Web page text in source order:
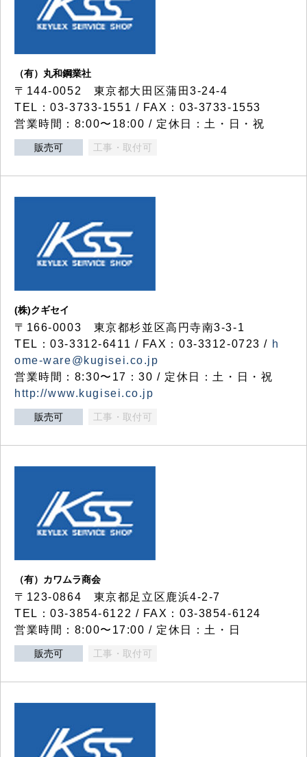
（有）丸和鋼業社
〒144-0052 東京都大田区蒲田3-24-4
TEL：03-3733-1551 / FAX：03-3733-1553
営業時間：8:00〜18:00 / 定休日：土・日・祝
販売可 工事・取付可
(株)クギセイ
〒166-0003 東京都杉並区高円寺南3-3-1
TEL：03-3312-6411 / FAX：03-3312-0723 / h
ome-ware@kugisei.co.jp
営業時間：8:30〜17：30 / 定休日：土・日・祝
http://www.kugisei.co.jp
販売可 工事・取付可
（有）カワムラ商会
〒123-0864 東京都足立区鹿浜4-2-7
TEL：03-3854-6122 / FAX：03-3854-6124
営業時間：8:00〜17:00 / 定休日：土・日
販売可 工事・取付可